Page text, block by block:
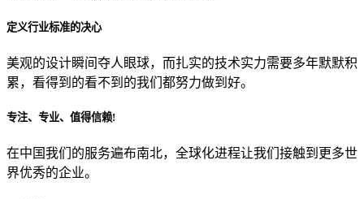
贵公司的团队规模是？
目前主要的营销渠道是？
定义行业标准的决心
美观的设计瞬间夺人眼球，而扎实的技术实力需要多年默默积
累，看得到的看不到的我们都努力做到好。
专注、专业、值得信赖!
在中国我们的服务遍布南北，全球化进程让我们接触到更多世
界优秀的企业。